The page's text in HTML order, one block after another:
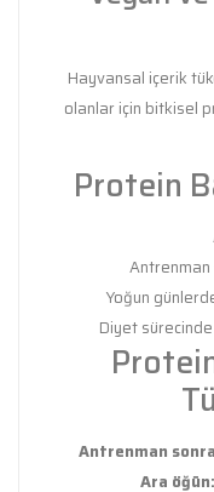
Hayvansal içerik
olanlar için bitkisel
Protein
Yoğun
Diyet
Antrenman
Ara öğün: